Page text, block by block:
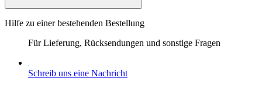
Hilfe zu einer bestehenden Bestellung
Für Lieferung, Rücksendungen und sonstige Fragen
Schreib uns eine Nachricht